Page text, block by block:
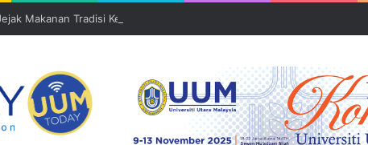
Makanan Tradisi Kedah: Kerabu Daging Mentah warisan unik Pendang